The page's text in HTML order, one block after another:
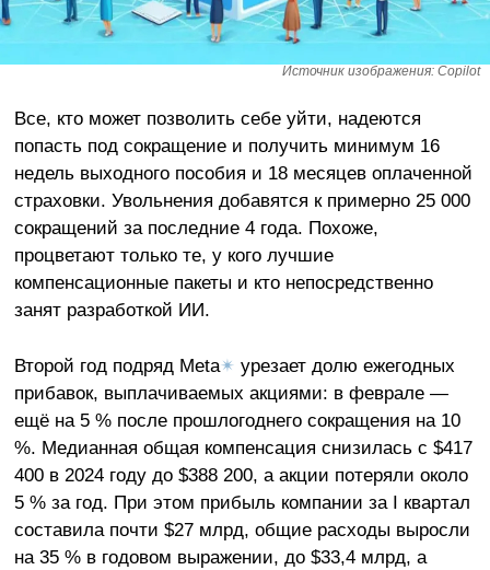
Источник изображения: Copilot
Все, кто может позволить себе уйти, надеются
попасть под сокращение и получить минимум 16
недель выходного пособия и 18 месяцев оплаченной
страховки. Увольнения добавятся к примерно 25 000
сокращений за последние 4 года. Похоже,
процветают только те, у кого лучшие
компенсационные пакеты и кто непосредственно
занят разработкой ИИ.
Второй год подряд Meta✴ урезает долю ежегодных
прибавок, выплачиваемых акциями: в феврале —
ещё на 5 % после прошлогоднего сокращения на 10
%. Медианная общая компенсация снизилась с $417
400 в 2024 году до $388 200, а акции потеряли около
5 % за год. При этом прибыль компании за I квартал
составила почти $27 млрд, общие расходы выросли
на 35 % в годовом выражении, до $33,4 млрд, а